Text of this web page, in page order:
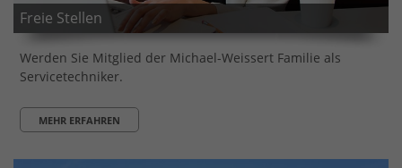
Freie Stellen
Werden Sie Mitglied der Michael-Weissert Familie als
Servicetechniker.
MEHR ERFAHREN